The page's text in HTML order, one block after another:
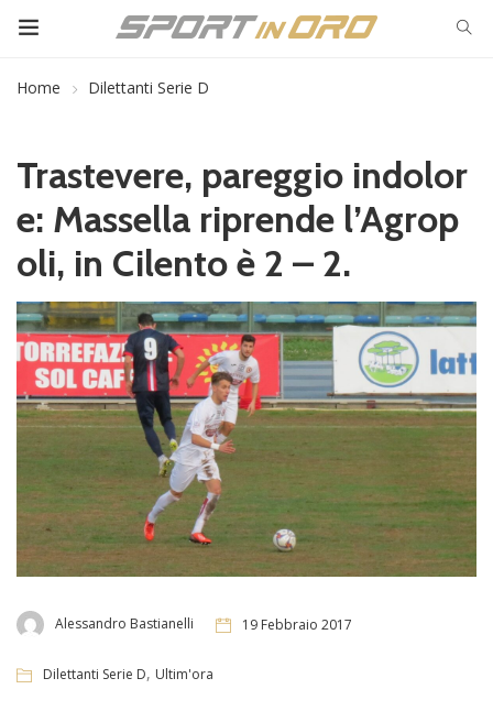
Home Dilettanti Serie D
Trastevere, pareggio indolor
e: Massella riprende l’Agrop
oli, in Cilento è 2 – 2.
Alessandro Bastianelli 19 Febbraio 2017
Dilettanti Serie D, Ultim'ora